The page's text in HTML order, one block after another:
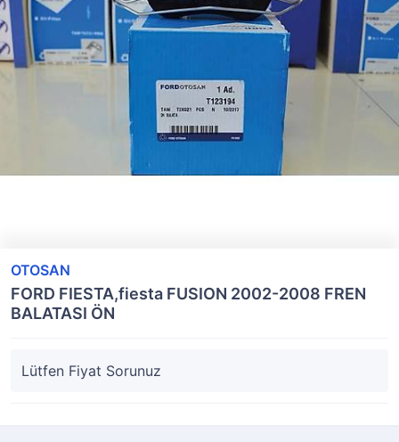
OTOSAN
FORD FIESTA,fiesta FUSION 2002-2008 FREN
BALATASI ÖN
Lütfen Fiyat Sorunuz